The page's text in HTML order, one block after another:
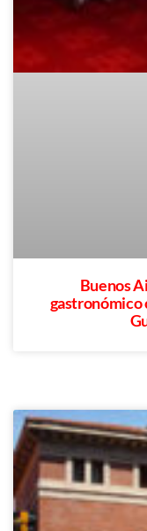
Buenos
gastronómico